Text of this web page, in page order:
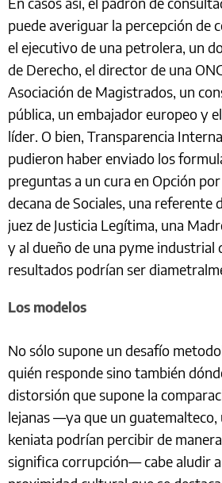
puede averiguar la percepción de
el ejecutivo de una petrolera, un
de Derecho, el director de una
Asociación de Magistrados, un
pública, un embajador europeo y
líder. O bien, Transparencia
pudieron haber enviado los
preguntas a un cura en Opción
decana de Sociales, una referente
juez de Justicia Legítima, una
y al dueño de una pyme industrial
resultados podrían ser
Los modelos
No sólo supone un desafío
quién responde sino también
distorsión que supone la
lejanas —ya que un guatemalteco,
keniata podrían percibir de
significa corrupción— cabe aludir a